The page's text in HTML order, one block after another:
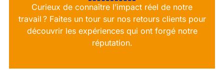
Curieux de connaître l’impact réel de notre
travail ? Faites un tour sur nos retours clients pour
découvrir les expériences qui ont forgé notre
réputation.